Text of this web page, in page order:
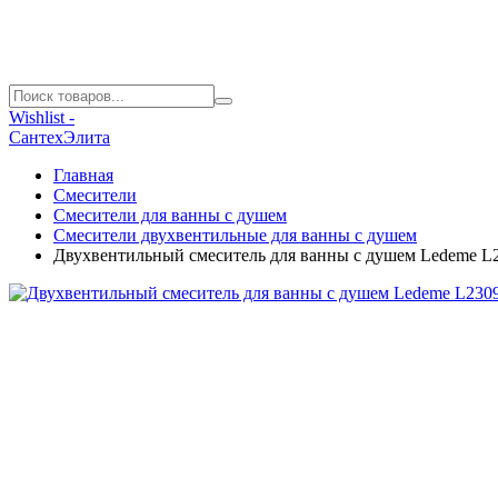
Wishlist -
СантехЭлита
Главная
Смесители
Смесители для ванны с душем
Смесители двухвентильные для ванны с душем
Двухвентильный смеситель для ванны с душем Ledeme